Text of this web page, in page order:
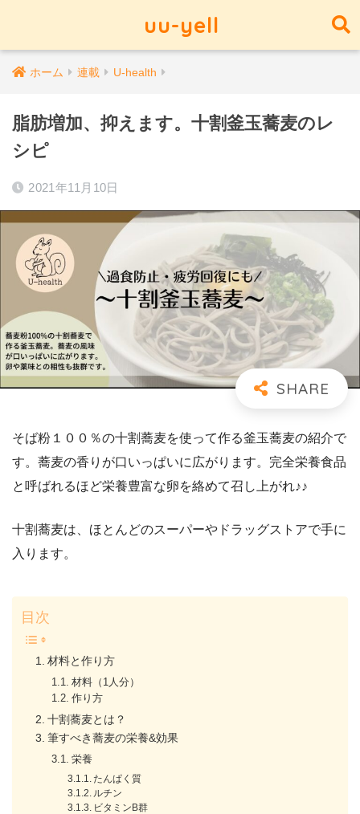
uu-yell
ホーム 連載 U-health
脂肪増加、抑えます。十割釜玉蕎麦のレ
シピ
2021年11月10日
そば粉１００％の十割蕎麦を使って作る釜玉蕎麦の紹介で
す。蕎麦の香りが口いっぱいに広がります。完全栄養食品
と呼ばれるほど栄養豊富な卵を絡めて召し上がれ♪♪
十割蕎麦は、ほとんどのスーパーやドラッグストアで手に
入ります。
目次
材料と作り方
材料（1人分）
作り方
十割蕎麦とは？
筆すべき蕎麦の栄養&効果
栄養
たんぱく質
ルチン
ビタミンB群